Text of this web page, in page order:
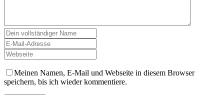
Meinen Namen, E-Mail und Webseite in diesem Browser
speichern, bis ich wieder kommentiere.